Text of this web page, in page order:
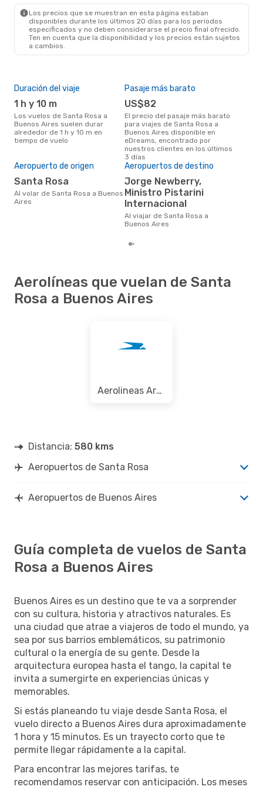
Los precios que se muestran en esta página estaban
disponibles durante los últimos 20 días para los periodos
especificados y no deben considerarse el precio final ofrecido.
Ten en cuenta que la disponibilidad y los precios están sujetos
a cambios.
Duración del viaje
1 h y 10 m
Los vuelos de Santa Rosa a
Buenos Aires suelen durar
alrededor de 1 h y 10 m en
tiempo de vuelo
Pasaje más barato
US$82
El precio del pasaje más barato
para viajes de Santa Rosa a
Buenos Aires disponible en
eDreams, encontrado por
nuestros clientes en los últimos
3 días
Aeropuerto de origen
Santa Rosa
Al volar de Santa Rosa a Buenos
Aires
Aeropuertos de destino
Jorge Newberry,
Ministro Pistarini
Internacional
Al viajar de Santa Rosa a
Buenos Aires
Aerolíneas que vuelan de Santa
Rosa a Buenos Aires
Aerolineas Argentinas
Distancia: 580 kms
Aeropuertos de Santa Rosa
Aeropuertos de Buenos Aires
Guía completa de vuelos de Santa
Rosa a Buenos Aires
Buenos Aires es un destino que te va a sorprender
con su cultura, historia y atractivos naturales. Es
una ciudad que atrae a viajeros de todo el mundo, ya
sea por sus barrios emblemáticos, su patrimonio
cultural o la energía de su gente. Desde la
arquitectura europea hasta el tango, la capital te
invita a sumergirte en experiencias únicas y
memorables.
Si estás planeando tu viaje desde Santa Rosa, el
vuelo directo a Buenos Aires dura aproximadamente
1 hora y 15 minutos. Es un trayecto corto que te
permite llegar rápidamente a la capital.
Para encontrar las mejores tarifas, te
recomendamos reservar con anticipación. Los meses